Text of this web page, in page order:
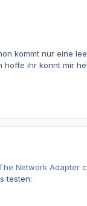
kommt nur eine
hoffe ihr könnt mir
Network Adapter
testen: